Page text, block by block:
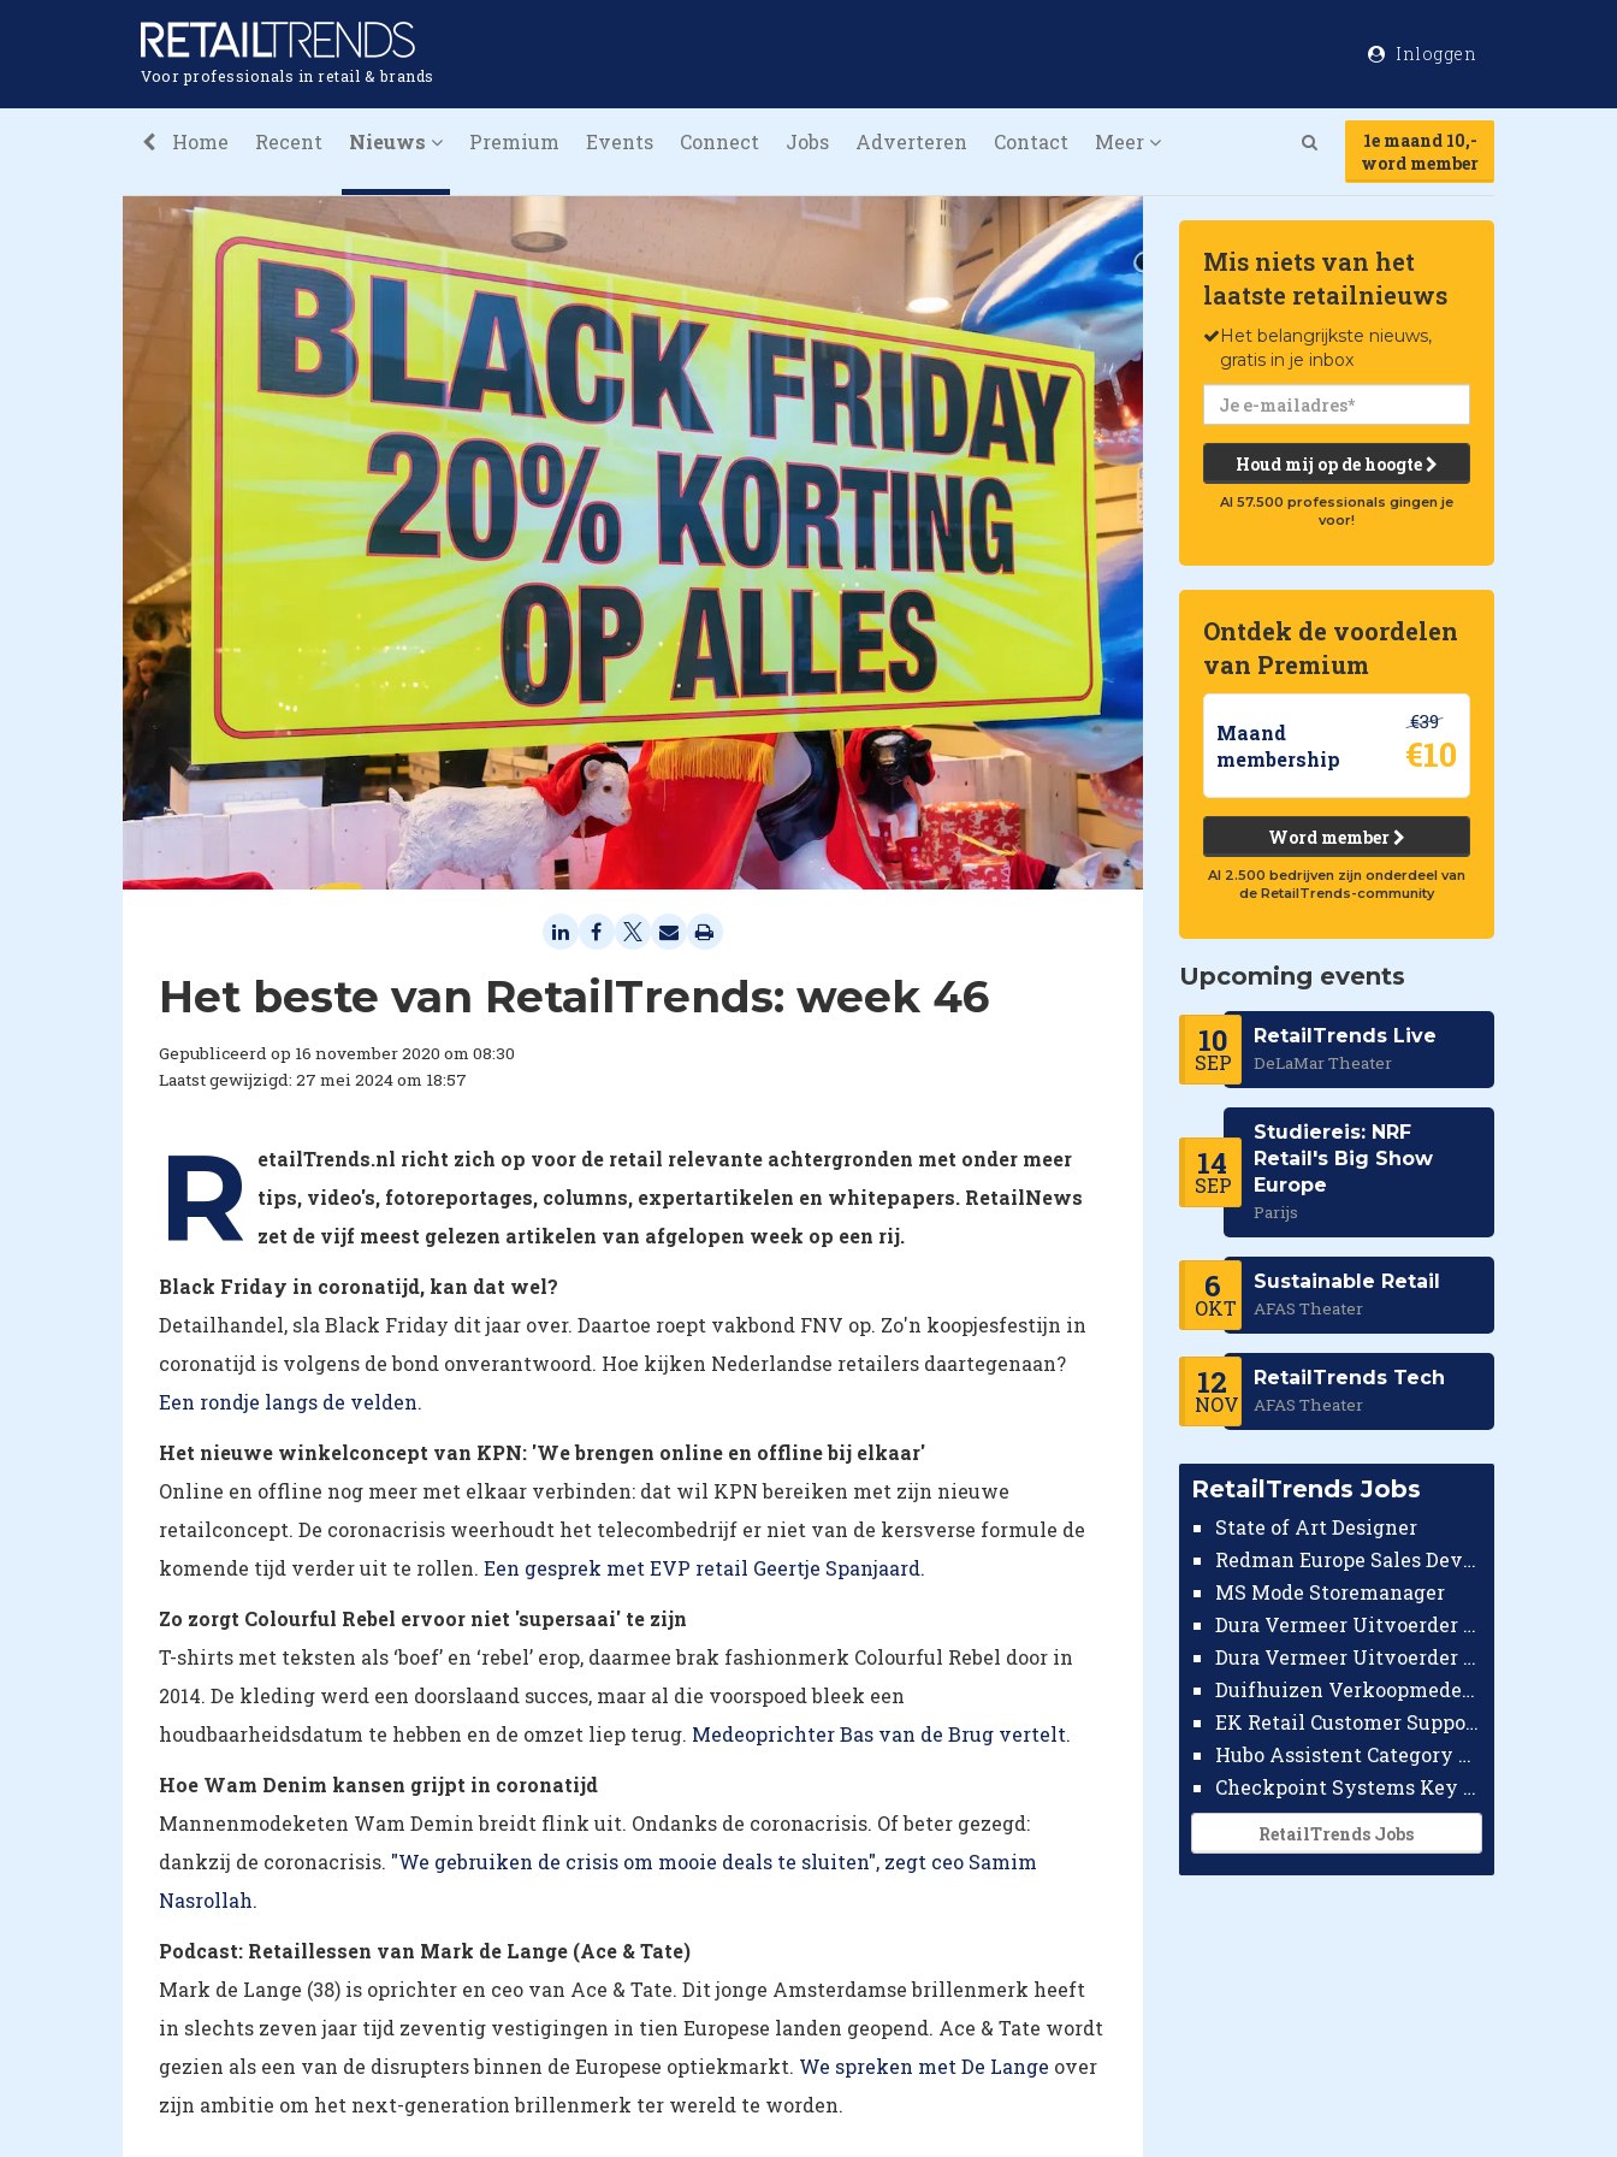
Voor professionals in retail & brands
Inloggen
Home Recent Nieuws Premium Events Connect Jobs Adverteren Contact Meer
1e maand 10,-
word member
Het beste van RetailTrends: week 46
Gepubliceerd op 16 november 2020 om 08:30
Laatst gewijzigd: 27 mei 2024 om 18:57
R
etailTrends.nl richt zich op voor de retail relevante achtergronden met onder meer
tips, video's, fotoreportages, columns, expertartikelen en whitepapers. RetailNews
zet de vijf meest gelezen artikelen van afgelopen week op een rij.
Black Friday in coronatijd, kan dat wel?
Detailhandel, sla Black Friday dit jaar over. Daartoe roept vakbond FNV op. Zo'n koopjesfestijn in
coronatijd is volgens de bond onverantwoord. Hoe kijken Nederlandse retailers daartegenaan?
Een rondje langs de velden.
Het nieuwe winkelconcept van KPN: 'We brengen online en offline bij elkaar'
Online en offline nog meer met elkaar verbinden: dat wil KPN bereiken met zijn nieuwe
retailconcept. De coronacrisis weerhoudt het telecombedrijf er niet van de kersverse formule de
komende tijd verder uit te rollen. Een gesprek met EVP retail Geertje Spanjaard.
Zo zorgt Colourful Rebel ervoor niet 'supersaai' te zijn
T-shirts met teksten als ‘boef’ en ‘rebel’ erop, daarmee brak fashionmerk Colourful Rebel door in
2014. De kleding werd een doorslaand succes, maar al die voorspoed bleek een
houdbaarheidsdatum te hebben en de omzet liep terug. Medeoprichter Bas van de Brug vertelt.
Hoe Wam Denim kansen grijpt in coronatijd
Mannenmodeketen Wam Demin breidt flink uit. Ondanks de coronacrisis. Of beter gezegd:
dankzij de coronacrisis. "We gebruiken de crisis om mooie deals te sluiten", zegt ceo Samim
Nasrollah.
Podcast: Retaillessen van Mark de Lange (Ace & Tate)
Mark de Lange (38) is oprichter en ceo van Ace & Tate. Dit jonge Amsterdamse brillenmerk heeft
in slechts zeven jaar tijd zeventig vestigingen in tien Europese landen geopend. Ace & Tate wordt
gezien als een van de disrupters binnen de Europese optiekmarkt. We spreken met De Lange over
zijn ambitie om het next-generation brillenmerk ter wereld te worden.
Mis niets van het
laatste retailnieuws
Het belangrijkste nieuws,
gratis in je inbox
Houd mij op de hoogte
Al 57.500 professionals gingen je
voor!
Ontdek de voordelen
van Premium
Maand
membership
€39
€10
Word member
Al 2.500 bedrijven zijn onderdeel van
de RetailTrends-community
Upcoming events
10
SEP
RetailTrends Live
DeLaMar Theater
14
SEP
Studiereis: NRF
Retail's Big Show
Europe
Parijs
6
OKT
Sustainable Retail
AFAS Theater
12
NOV
RetailTrends Tech
AFAS Theater
RetailTrends Jobs
State of Art Designer
Redman Europe Sales Developer (Europe)
MS Mode Storemanager
Dura Vermeer Uitvoerder GWW Amsterdam
Dura Vermeer Uitvoerder Civiel Nijmegen
Duifhuizen Verkoopmedewerker Ridderkerk
EK Retail Customer Support Omnichannel
Hubo Assistent Category Manager
Checkpoint Systems Key Accountmanager Benelux
RetailTrends Jobs